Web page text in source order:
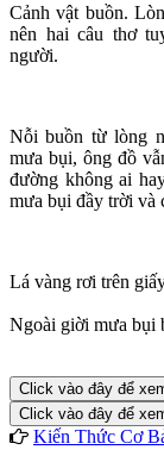
Cảnh vật buồn.
nên hai câu thơ
người.
Nỗi buồn từ lòng
mưa bụi, ông đồ
đường không ai
mưa bụi đầy trời và
Lá vàng rơi trên
Ngoài giời mưa bụi
Click vào đây để
Click vào đây để
Kiến Thức Cơ